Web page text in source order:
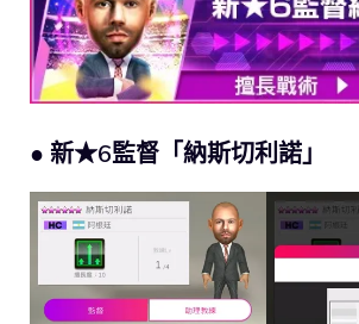
● 新★6監督「納斯切利諾」